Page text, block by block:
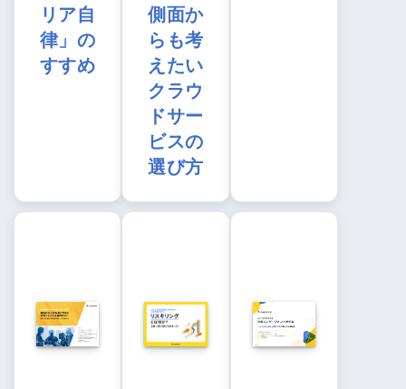
リア自
律」の
すすめ
側面か
らも考
えたい
クラウ
ドサー
ビスの
選び方